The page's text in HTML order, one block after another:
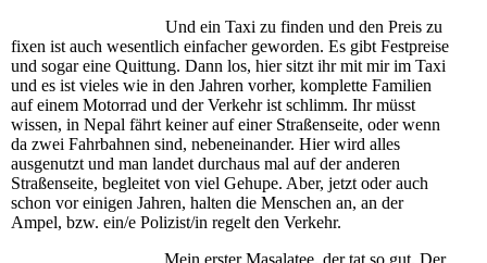
Und ein Taxi zu finden und den Preis zu
fixen ist auch wesentlich einfacher geworden. Es gibt Festpreise
und sogar eine Quittung. Dann los, hier sitzt ihr mit mir im Taxi
und es ist vieles wie in den Jahren vorher, komplette Familien
auf einem Motorrad und der Verkehr ist schlimm. Ihr müsst
wissen, in Nepal fährt keiner auf einer Straßenseite, oder wenn
da zwei Fahrbahnen sind, nebeneinander. Hier wird alles
ausgenutzt und man landet durchaus mal auf der anderen
Straßenseite, begleitet von viel Gehupe. Aber, jetzt oder auch
schon vor einigen Jahren, halten die Menschen an, an der
Ampel, bzw. ein/e Polizist/in regelt den Verkehr.
Mein erster Masalatee, der tat so gut. Der